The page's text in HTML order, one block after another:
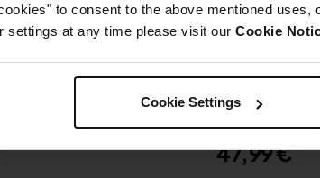
to consent to the above mentioned uses,
settings at any time please visit our Cookie
Cookie Settings
Récipients
couvercles
Modèle:
47,99 €